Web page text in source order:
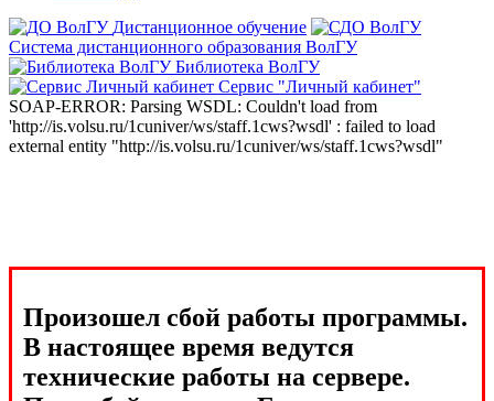
Дистанционное обучение
Система дистанционного образования ВолГУ
Библиотека ВолГУ
Сервис "Личный кабинет"
SOAP-ERROR: Parsing WSDL: Couldn't load from
'http://is.volsu.ru/1cuniver/ws/staff.1cws?wsdl' : failed to load
external entity "http://is.volsu.ru/1cuniver/ws/staff.1cws?wsdl"
Произошел сбой работы программы.
В настоящее время ведутся
технические работы на сервере.